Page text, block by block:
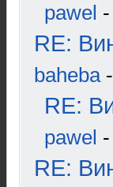
pawel
RE:
baheba-
RE:
pawel
RE: